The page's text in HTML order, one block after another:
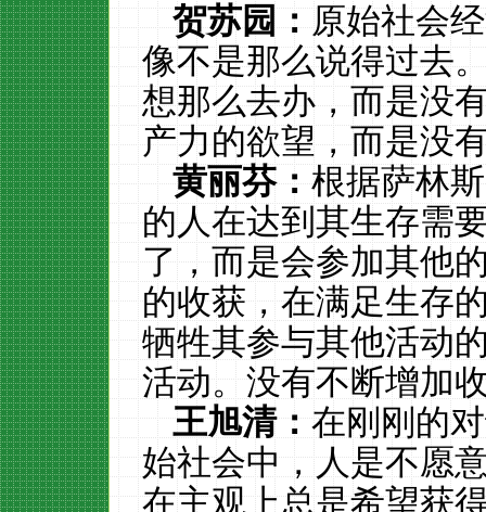
贺苏园：原始社会
像不是那么说得过去
想那么去办，而是没
产力的欲望，而是没
黄丽芬：根据萨林
的人在达到其生存需
了，而是会参加其他
的收获，在满足生存
牺牲其参与其他活动
活动。没有不断增加
王旭清：在刚刚的
始社会中，人是不愿
在主观上总是希望获